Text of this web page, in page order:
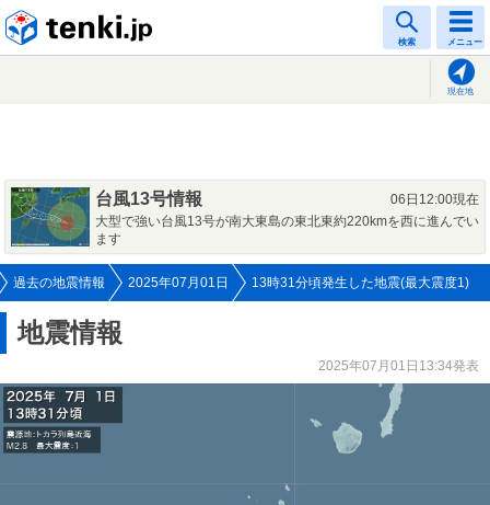
検索 メニュー
現在地
台風13号情報
06日12:00現在
大型で強い台風13号が南大東島の東北東約220kmを西に進んでい
ます
過去の地震情報 2025年07月01日 13時31分頃発生した地震(最大震度1)
地震情報
2025年07月01日13:34発表